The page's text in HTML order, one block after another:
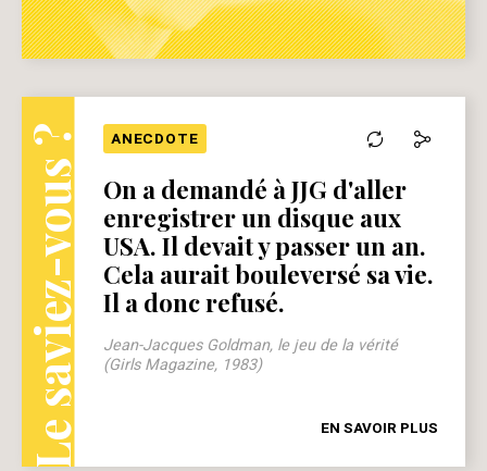
Le saviez-vous ? ANECDOTE
On a demandé à JJG d'aller
enregistrer un disque aux
USA. Il devait y passer un an.
Cela aurait bouleversé sa vie.
Il a donc refusé.
Jean-Jacques Goldman, le jeu de la vérité
(Girls Magazine, 1983)
EN SAVOIR PLUS